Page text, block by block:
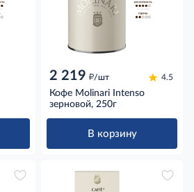
2 219 д/шт 4.5
Кофе Molinari Intenso
зерновой, 250г
В корзину